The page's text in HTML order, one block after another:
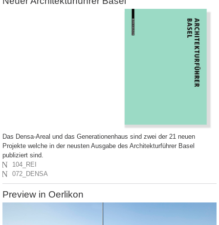
Das Densa-Areal und das Generationenhaus sind zwei der 21 neuen
Projekte welche in der neusten Ausgabe des Architekturführer Basel
publiziert sind.
N 104_REI
N 072_DENSA
Preview in Oerlikon